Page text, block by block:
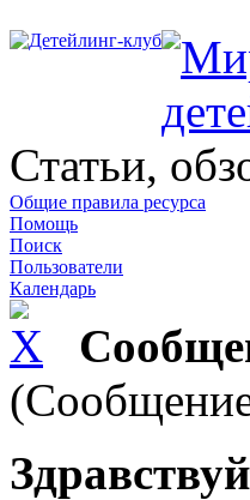
Статьи,
Общие правила ресурса
Помощь
Поиск
Пользователи
Календарь
(Сообщение